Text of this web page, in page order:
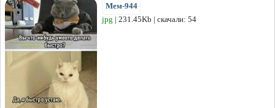
Мем-944
jpg | 231.45Kb | скачали: 54